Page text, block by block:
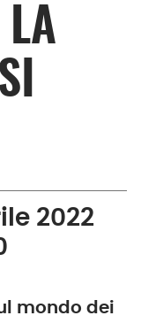
LA
2022
mondo dei